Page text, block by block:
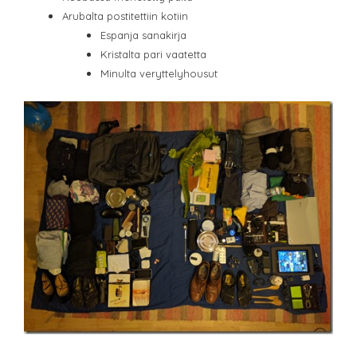
Arubalta postitettiin kotiin
Espanja sanakirja
Kristalta pari vaatetta
Minulta veryttelyhousut